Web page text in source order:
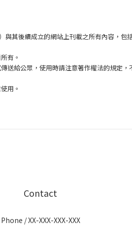
其後續成立的網站上刊載之所有內容，
有。
送給公眾，使用時請注意著作權法的規定
用。
Contact
Phone / XX-XXX-XXX-XXX